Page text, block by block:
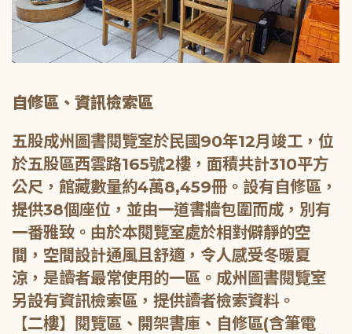
自修區、資訊檢索區
五股成州圖書閱覽室於民國90年12月竣工，位
於五股區西雲路165號2樓，面積共計310平方
公尺，館藏數量約4萬8,459冊。設有自修區，
提供38個座位，並由一道書牆包圍而成，別有
一番雅致。由於本閱覽室處於相對僻靜的空
間，空間設計通風且舒適，令人感受冬暖夏
涼，是讀者最常使用的一區。成州圖書閱覽室
另設有資訊檢索區，提供讀者檢索資料。
【二樓】閱覽區、開架書庫、自修區(含筆電